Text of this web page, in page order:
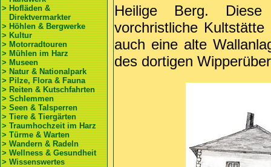
> Hofläden &
Direktvermarkter
> Höhlen & Bergwerke
> Kultur
> Motorradtouren
> Mühlen im Harz
> Museen
> Natur & Nationalpark
> Pilze, Flora & Fauna
> Reiten & Kutschfahrten
> Schlemmen
> Seen & Talsperren
> Tiere & Tiergärten
> Traumhochzeit im Harz
> Türme & Warten
> Wandern & Radeln
> Wellness & Gesundheit
> Wissenswertes
Heilige Berg.
vorchristliche
auch eine alte
des dortigen